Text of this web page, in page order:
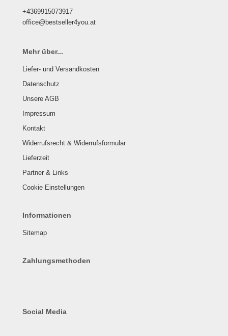
+4369915073917
office@bestseller4you.at
Mehr über...
Liefer- und Versandkosten
Datenschutz
Unsere AGB
Impressum
Kontakt
Widerrufsrecht & Widerrufsformular
Lieferzeit
Partner & Links
Cookie Einstellungen
Informationen
Sitemap
Zahlungsmethoden
Social Media